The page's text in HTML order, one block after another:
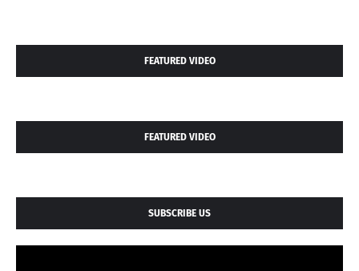
FEATURED VIDEO
FEATURED VIDEO
SUBSCRIBE US